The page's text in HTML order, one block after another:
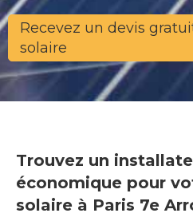
Recevez un devis
solaire
Trouvez un
économique pour
solaire à Paris 7e